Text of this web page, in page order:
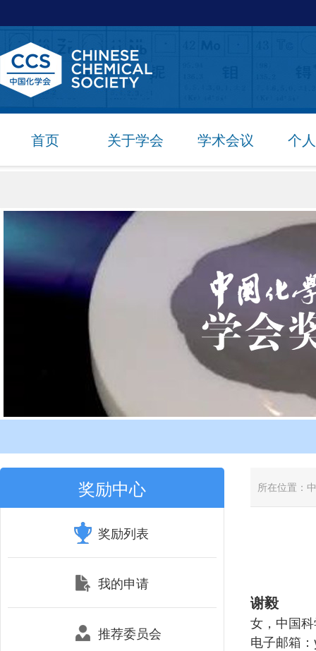
首页 关于学会 学术会议 个
奖励中心
奖励列表
我的申请
推荐委员会
所在位置：
谢毅
女，中国
电子邮箱